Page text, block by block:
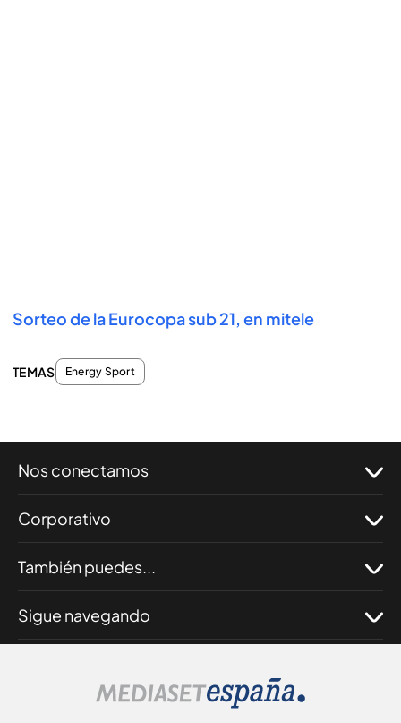
Sorteo de la Eurocopa sub 21, en mitele
TEMAS Energy Sport
Nos conectamos
Corporativo
También puedes...
Sigue navegando